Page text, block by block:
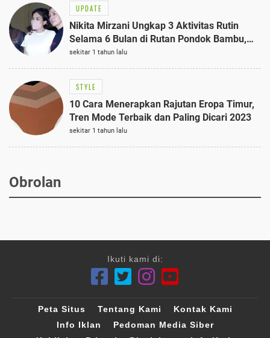
UPDATE
Nikita Mirzani Ungkap 3 Aktivitas Rutin
Selama 6 Bulan di Rutan Pondok Bambu,
Terungkap!
sekitar 1 tahun lalu
STYLE
10 Cara Menerapkan Rajutan Eropa Timur,
Tren Mode Terbaik dan Paling Dicari 2023
sekitar 1 tahun lalu
Obrolan
Ikuti kami di:
Peta Situs Tentang Kami
Kontak Kami
Info Iklan
Pedoman Media Siber